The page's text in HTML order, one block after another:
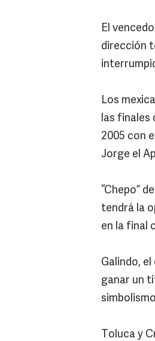
El
dirección
Los
las finales
2005 con
Jorge el
“Chepo”
tendrá la
en la final
Galindo,
ganar un
Toluca y